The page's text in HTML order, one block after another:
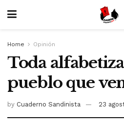
Home Opinión
Toda
pueblo que
by Cuaderno Sandinista 23